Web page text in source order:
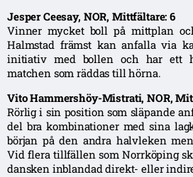
Jesper Ceesay, NOR, Mittfältare: 6
Vinner mycket boll på mittplan
Halmstad främst kan anfalla via
initiativ med bollen och har ett
matchen som räddas till hörna.
Vito Hammershöy-Mistrati, NOR,
Rörlig i sin position som släpande
del bra kombinationer med sina
början på den andra halvleken
Vid flera tillfällen som Norrköping
dansken inblandad direkt- eller